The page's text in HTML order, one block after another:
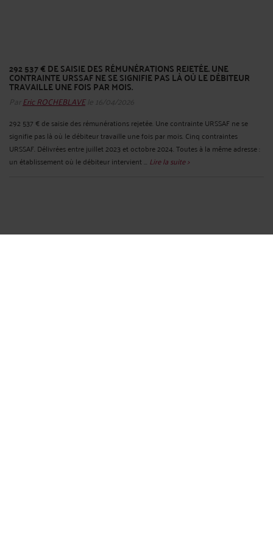
292 537 € DE SAISIE DES RÉMUNÉRATIONS REJETÉE. ​UNE
CONTRAINTE URSSAF NE SE SIGNIFIE PAS LÀ OÙ LE DÉBITEUR
TRAVAILLE UNE FOIS PAR MOIS.
Par Eric ROCHEBLAVEle 16/04/2026
292 537 € de saisie des rémunérations rejetée. Une contrainte URSSAF ne se
signifie pas là où le débiteur travaille une fois par mois. Cinq contraintes
URSSAF. Délivrées entre juillet 2023 et octobre 2024. Toutes à la même adresse :
un établissement où le débiteur intervient ... Lire la suite >